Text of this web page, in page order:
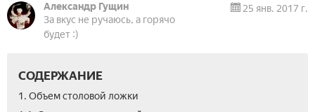
Александр Гущин
За вкус не ручаюсь, а горячо
будет :)
25 янв. 2017 г.
СОДЕРЖАНИЕ
1. Объем столовой ложки